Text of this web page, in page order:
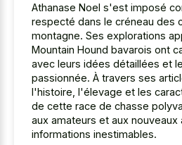
Athanase Noel s'est imposé
respecté dans le créneau des
montagne. Ses explorations
Mountain Hound bavarois ont
avec leurs idées détaillées et
passionnée. À travers ses
l'histoire, l'élevage et les
de cette race de chasse
aux amateurs et aux nouveaux
informations inestimables.